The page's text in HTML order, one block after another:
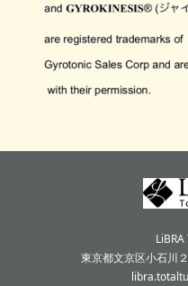
東京都文京区小石川